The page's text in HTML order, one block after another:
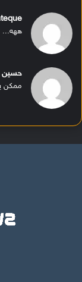
ههه...
حسين
ممكن